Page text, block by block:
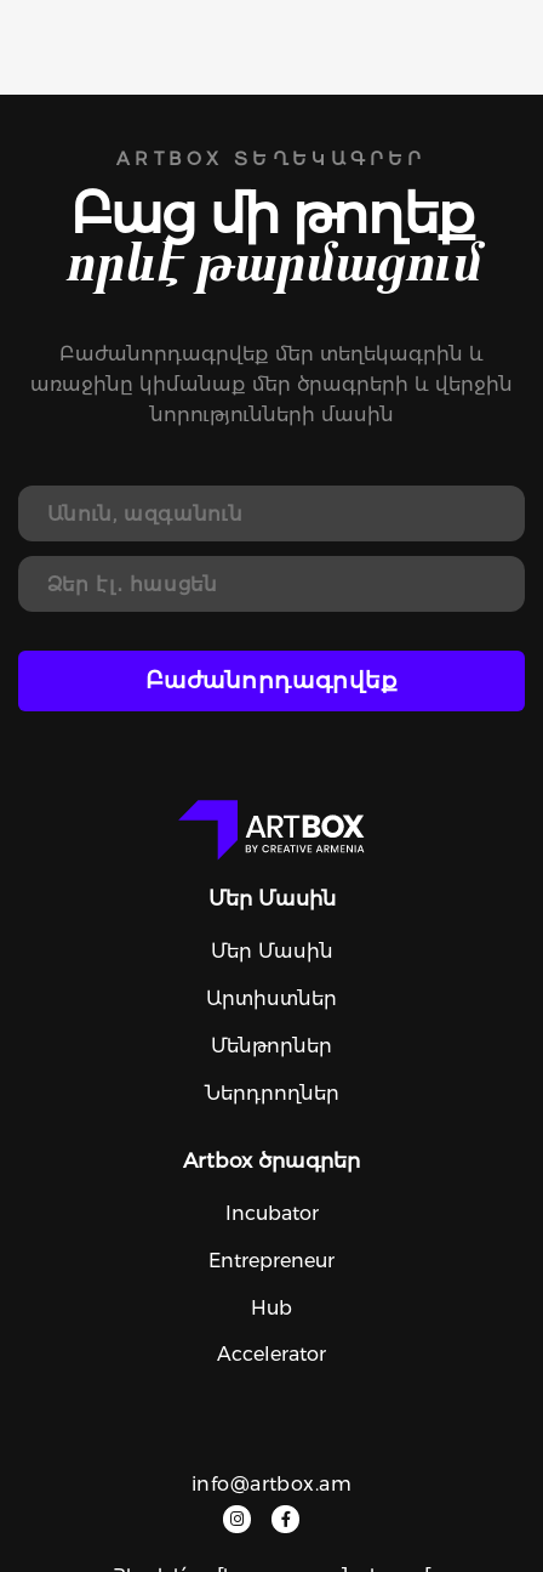
ARTBOX ՏԵՂԵԿԱԳՐԵՐ
Բաց մի թողեք
որևէ թարմացում
Բաժանորդագրվեք մեր տեղեկագրին և
առաջինը կիմանաք մեր ծրագրերի և վերջին
նորությունների մասին
Բաժանորդագրվեք
Մեր Մասին
Մեր Մասին
Արտիստներ
Մենթորներ
Ներդրողներ
Artbox ծրագրեր
Incubator
Entrepreneur
Hub
Accelerator
info@artbox.am